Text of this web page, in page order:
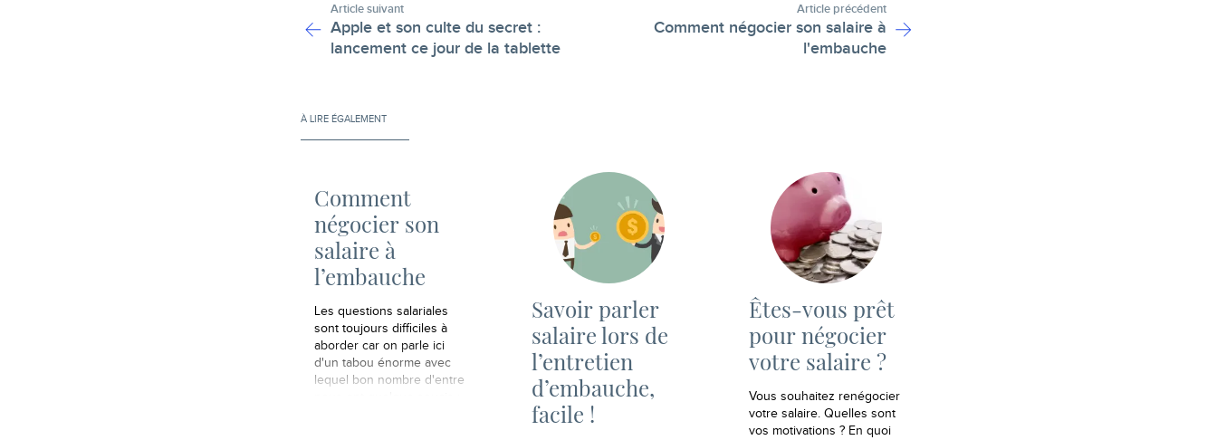
Article suivant
Apple et son culte du secret :
lancement ce jour de la tablette
Article précédent
Comment négocier son salaire à
l'embauche
À LIRE ÉGALEMENT
Comment
négocier son
salaire à
l’embauche
Les questions salariales
sont toujours difficiles à
aborder car on parle ici
d'un tabou énorme avec
lequel bon nombre d'entre
Savoir parler
salaire lors de
l’entretien
d’embauche,
facile !
Êtes-vous prêt
pour négocier
votre salaire ?
Vous souhaitez renégocier
votre salaire. Quelles sont
vos motivations ? En quoi